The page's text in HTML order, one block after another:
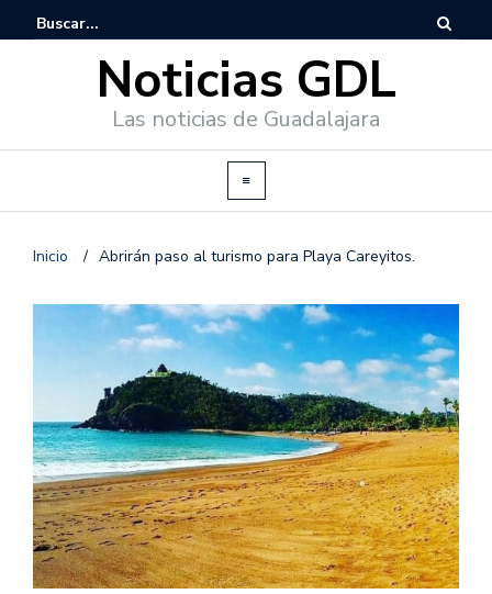
Noticias GDL
Las noticias de Guadalajara
Inicio / Abrirán paso al turismo para Playa Careyitos.